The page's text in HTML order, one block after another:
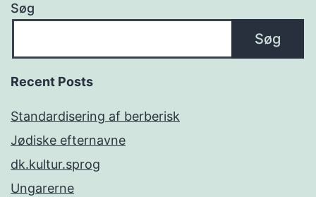
Søg
Søg
Recent Posts
Standardisering af berberisk
Jødiske efternavne
dk.kultur.sprog
Ungarerne